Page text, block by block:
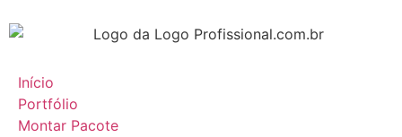
Início
Portfólio
Montar Pacote